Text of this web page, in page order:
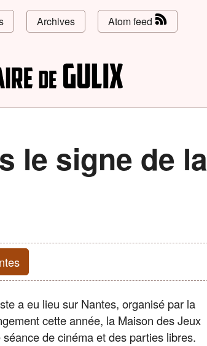
Archives Atom feed
le signe de la
a eu lieu sur Nantes, organisé par la
cette année, la Maison des Jeux
de cinéma et des parties libres.